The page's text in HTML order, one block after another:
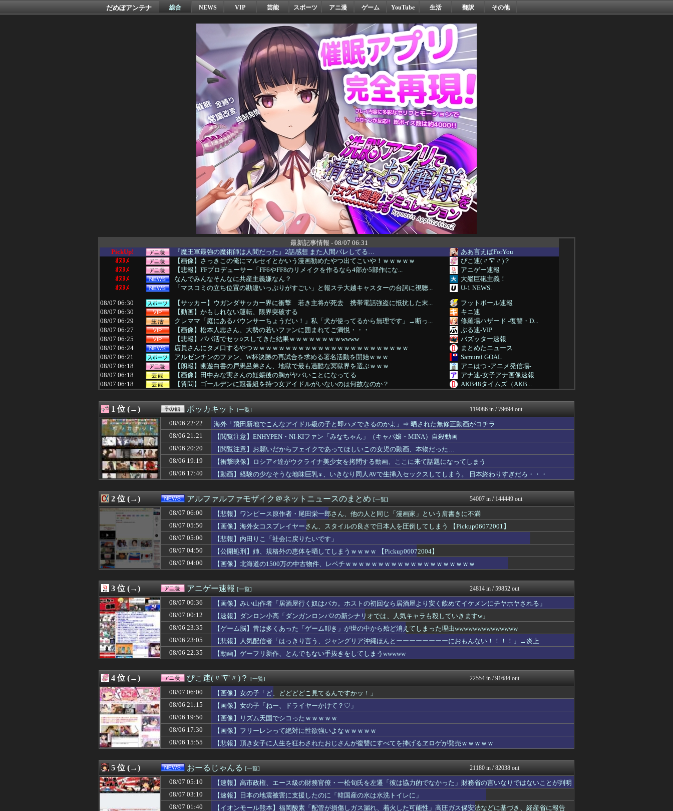
だめぽアンテナ 総合 NEWS VIP 芸能 スポーツ アニ漫 ゲーム YouTube 生活 翻訳 その他
最新記事情報 - 08/07 06:31
PickUp!
『魔王軍最強の魔術師は人間だった』2話感想 また人間バレしてる…
ああ言えばForYou
ｵﾇﾇﾒ
【画像】さっきこの俺にマルセイとかいう漫画勧めたやつ出てこいや！ｗｗｗｗｗ
ぴこ速(〃'∇'〃)？
ｵﾇﾇﾒ
【悲報】FFプロデューサー「FF6やFF8のリメイクを作るなら4部か5部作にな...
アニゲー速報
ｵﾇﾇﾒ
なんでみんなそんなに共産主義嫌なん？
大艦巨砲主義！
ｵﾇﾇﾒ
「マスコミの立ち位置の勘違いっぷりがすごい」と報ステ大越キャスターの台詞に視聴...
U-1 NEWS.
08/07 06:30
【サッカー】ウガンダサッカー界に衝撃 若き主将が死去 携帯電話強盗に抵抗した末...
フットボール速報
08/07 06:30
【動画】かもしれない運転、限界突破する
キニ速
08/07 06:29
クレママ「庭にあるバウンサーちょうだい！」私「犬が使ってるから無理です」→断っ...
修羅場ハザード -復讐・D...
08/07 06:27
【画像】松本人志さん、大勢の若いファンに囲まれてご満悦・・・
ぶる速-VIP
08/07 06:25
【悲報】パパ活でセッ○スしてきた結果ｗｗｗｗｗｗｗｗwwww
バズッター速報
08/07 06:24
店員さんにタメ口するやつｗｗｗｗｗｗｗｗｗｗｗｗｗｗｗｗｗｗｗｗｗｗｗｗ
まとめたニュース
08/07 06:21
アルゼンチンのファン、W杯決勝の再試合を求める署名活動を開始ｗｗｗ
Samurai GOAL
08/07 06:18
【朗報】幽遊白書の戸愚呂弟さん、地獄で最も過酷な冥獄界を選ぶｗｗｗ
アニはつ -アニメ発信場-
08/07 06:18
【画像】田中みな実さんの妊娠後の胸がヤバいことになってる
アナ速‐女子アナ画像速報
08/07 06:18
【質問】ゴールデンに冠番組を持つ女アイドルがいないのは何故なのか？
AKB48タイムズ（AKB...
08/07 06:15
嫁と子作り中なんだけどこうなるwww
まとめCUP
08/07 06:12
【速報】影山優佳（25）、『爆弾発言』キタァアアアアアーーーーー！！
NEWSまとめもりー｜2c...
08/07 06:12
予定より早めに家に帰宅。リビングに「裸の嫁」と男がいた。まさかの不倫現場に遭遇...
浮気ちゃんねる
08/07 06:12
スタンミ「ジャングリア行ってきたんだけどほんとーーーにおもんない！！！！」
ゴールデンタイムズ
08/07 06:10
【画像】女優・夏菜、ロンハーで無防備パンチラ
08/07 06:10
【衝撃】21歳女が17歳のセイトの赤ちゃん妊娠→その理由がこれｗｗｗｗ
08/07 06:09
【8月7日発売決定】待望の新作がついに登場！ホロライブメンバーたちが熱い戦いを...
トレンドの通り道
08/07 06:09
【画像】ニートワイが親に送ったブチギレLINEがこちら
ぶる速-VIP
08/07 06:09
川上産業株式会社が10月よりプチプチ株式会社に社名変更
かせまと！
08/07 06:07
【悲報】札幌オリンピック、８割が賛成・・・・
あじあニュースちゃんねる
08/07 06:06
亡き母からの借金を半分しか返していない叔父がさらに金を貸してほしいと訪ねてきた...
修羅場ライフ速報
08/07 06:05
【画像あり】JC2「え、待って私の足長くない？（ﾊﾟｼｬﾘｗｗｗｗｗｗｗｗｗ)...
不思議.net - 5ch...
08/07 06:05
【動画】あのちゃん、放送事故を起こしてしまうｗｗｗｗｗｗｗ
女子アナお宝画像速報－5c...
08/07 06:05
【朗報】ジャンプが最も売れた1995年新年3・4合併号に載ってる作品がこちらｗ...
わんこーる速報！
08/07 06:05
毎日暑いから雪に関連する映画でも観ようと「生きてこそ」を借りたのね
08/07 06:05
パラノマサイトっていうゲームを2作連続クリアした
カンダタ速報
08/07 06:03
【緊急速報】韓国サッカー協会、ガチでワールドカップ予選での審判への性接待がバレ...
【サッカー まとめ】サカラ...
08/07 06:03
【画像】お前の姉ちゃんがこんなパンティみたいな服を着てきたらどうする？
いたしん！
08/07 06:01
【悲報】射殺されたオッサン、最近母を亡くして精神的ショックを受けていたと判明・...
VIPPER速報
08/07 06:01
【ウマ娘】あの目をしているドンちゃん。「どんどん美味しく実る…♡」
ウマ娘まとめ速報うまろぐ
08/07 06:00
覇権漫画ワンピースの主人公モンキー・D・ルフィさん、変わり果てた姿で発見される...
ジャンプ速報
08/07 06:00
【FGO】チャイナドレス バーヴァン・シー Fate/GrandOrderのイ...
FGOまとめ速報
08/07 06:00
【ウルトラマン】ウルサマ後期のステージ観てきたんだけど
ヒーローNEWS
08/07 06:00
【遊戯王情報】闘いのロード 孔雀舞「城之内克也戦」紹介
スターライト速報 -遊戯王...
08/07 06:00
ミノルのRUST配信見てたけど、マジでたいじリスナー民度低すぎだろ…
ゲーム実況者速報＠YouT...
08/07 06:00
昨季60本塁打・OPS.948の『カル・ローリー』さんの今季の成績
日刊やきう速報
08/07 06:00
【画像】女の子「ど、どどどどこ見てるんですかッ！」
08/07 06:00
ワイの職場の後輩女子、かわいくていい匂いするけどマジでとんでもなく無能
キニ速
08/07 06:00
【悲報】ワンピース原作者・尾田栄一郎さん、他の人と同じ「漫画家」という肩書きに...
アルファルファモザイク＠ネ...
08/07 06:00
ストーリーをクリアした後が本番みたいなゲーム教えてくれ
08/07 06:00
長男嫁が「お姉ちゃん助けて」と電話してきた。バカトメが、雪の中うちの息子に会い...
かぞくちゃんねる
08/07 06:00
【会社】川上産業株式会社が10月よりプチプチ株式会社に社名変更
08/07 06:00
【日本ハム】堀瑞輝「この場面で任せる監督が悪いと思って」火消し成功で3勝目
08/07 06:00
【ラブライブ！】侑ちゃんもミアちゃん(14歳)に押し倒されるくらい弱いんだよね...
08/07 05:58
佐久間宣行『（井上和に対して）あの子売れますよ』
乃木坂46まとめ 乃木りん...
08/07 05:55
中国人22人がタイの空港で搭乗拒否される、警備員が「つり目」ジェスチャー―香港...
国難にあってもの申す！！
08/07 05:50
【画像】海外女コスプレイヤーさん、スタイルの良さで日本人を圧倒してしまう 【P...
アルファルファモザイク＠ネ...
08/07 05:50
【動画】手術中に熊本地震直撃した動画がやばすぎると話題に・・・
ラビット速報
08/07 05:50
高級豆腐ワイ「150g×2丁で250円か…高いけど美味そうだし一丁買ってみるか...
思考ちゃんねる
08/07 05:50
【ドン引き】嫁に介護押しつけてたら家追い出されて更地にされた話…
気団まとめ-噫無情-｜嫁・...
高級豆腐ワイ「150g×2丁で250円か…高いけど美味そうだし一丁買ってみるか...
V速ニュップ
08/07 05:43
ロシア海軍の太平洋艦隊、日本海やオホーツク海で軍事演習開始…ウクライナ支援続け...
軍事・ミリタリー速報☆彡
1 位 (→) ポッカキット [一覧] 119086 in / 79694 out
08/06 22:22
海外「飛田新地でこんなアイドル級の子と即ハメできるのかよ」⇒ 晒された無修正動画がコチラ
08/06 21:21
【閲覧注意】ENHYPEN・NI-KIファン「みなちゃん」（キャバ嬢・MINA）自殺動画
08/06 20:20
【閲覧注意】お願いだからフェイクであってほしいこの女児の動画、本物だった…
08/06 19:19
【衝撃映像】ロシア♂達がウクライナ美少女を拷問する動画、ここに来て話題になってしまう
08/06 17:40
【動画】経験の少なそうな地味巨乳♀、いきなり同人AVで生挿入セックスしてしまう。 日本終わりすぎだろ・・・
2 位 (→) アルファルファモザイク＠ネットニュースのまとめ [一覧] 54007 in / 144449 out
08/07 06:00
【悲報】ワンピース原作者・尾田栄一郎さん、他の人と同じ「漫画家」という肩書きに不満
08/07 05:50
【画像】海外女コスプレイヤーさん、スタイルの良さで日本人を圧倒してしまう 【Pickup06072001】
08/07 05:00
【悲報】内田りこ「社会に戻りたいです」
08/07 04:50
【公開処刑】姉、規格外の恵体を晒してしまうｗｗｗｗ 【Pickup06072004】
08/07 04:00
【画像】北海道の1500万の中古物件、レベチｗｗｗｗｗｗｗｗｗｗｗｗｗｗｗｗｗｗｗｗ
3 位 (→) アニゲー速報 [一覧] 24814 in / 59852 out
08/07 00:36
【画像】みい山作者「居酒屋行く奴はバカ。ホストの初回なら居酒屋より安く飲めてイケメンにチヤホヤされる」
08/07 00:12
【速報】ダンロン小高「ダンガンロンパ2の新シナリオでは、人気キャラも殺していきますw」
08/06 23:35
【ゲーム脳】昔は多くあった「ゲーム叩き」が世の中から殆ど消えてしまった理由wwwwwwwwwwwwww
08/06 23:05
【悲報】人気配信者「はっきり言う、ジャングリア沖縄ほんとーーーーーーーーにおもんない！！！！」→炎上
08/06 22:35
【動画】ゲーフリ新作、とんでもない手抜きをしてしまうwwwww
4 位 (→) ぴこ速(〃'∇'〃)？ [一覧] 22554 in / 91684 out
08/07 06:00
【画像】女の子「ど、どどどどこ見てるんですかッ！」
08/06 21:15
【画像】女の子「ねー、ドライヤーかけて？♡」
08/06 19:50
【画像】リズム天国でシコったｗｗｗｗｗ
08/06 17:30
【画像】フリーレンって絶対に性欲強いよなｗｗｗｗｗ
08/06 15:55
【悲報】頂き女子に人生を狂わされたおじさんが復讐にすべてを捧げるヱロゲが発売ｗｗｗｗｗ
5 位 (→) おーるじゃんる [一覧] 21180 in / 82038 out
08/07 05:10
【速報】高市政権、エース級の財務官僚・一松旬氏を左遷「彼は協力的でなかった」財務省の言いなりではないことが判明
08/07 03:10
【速報】日本の地震被害に支援したのに「韓国産の水は水洗トイレに」
08/07 01:40
【イオンモール熊本】福岡酸素「配管が損傷しガス漏れ、着火した可能性」高圧ガス保安法などに基づき、経産省に報告